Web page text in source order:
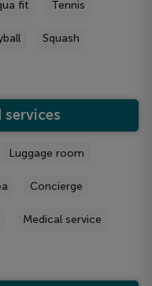
fit Tennis
Squash
services
Luggage room
Concierge
Medical service